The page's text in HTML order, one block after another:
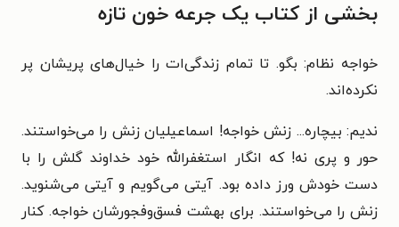
بخشی از کتاب یک جرعه خون تازه
خواجه نظام: بگو. تا تمام زندگی‌ات را خیال‌های پریشان پر
نکرده‌اند.
ندیم: بیچاره... زنش خواجه! اسماعیلیان زنش را می‌خواستند.
حور و پری نه! که انگار استغفرالله خود خداوند گلش را با
دست خودش ورز داده بود. آیتی می‌گویم و آیتی می‌شنوید.
زنش را می‌خواستند. برای بهشت فسق‌وفجورشان خواجه. کنار